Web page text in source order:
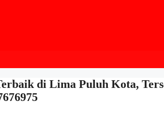
di Lima Puluh Kota,